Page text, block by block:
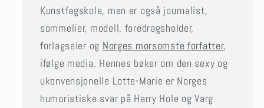
Kunstfagskole, men er også journalist,
sommelier, modell, foredragsholder,
forlagseier og Norges morsomste forfatter,
ifølge media. Hennes bøker om den sexy og
ukonvensjonelle Lotte-Marie er Norges
humoristiske svar på Harry Hole og Varg